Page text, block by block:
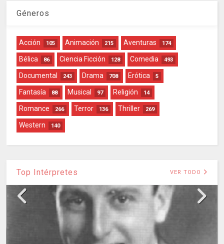
Géneros
Acción 105 Animación 215 Aventuras 174
Bélica 86 Ciencia Ficción 128 Comedia 493
Documental 243 Drama 708 Erótica 5
Fantasía 88 Musical 97 Religión 14
Romance 266 Terror 136 Thriller 269
Western 140
Top Intérpretes VER TODO